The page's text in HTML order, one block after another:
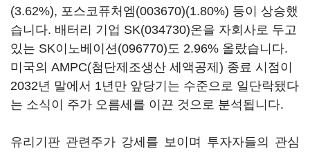
(3.62%), 포스코퓨처엠(003670)(1.80%) 등이 상승했
습니다. 배터리 기업 SK(034730)온을 자회사로 두고
있는 SK이노베이션(096770)도 2.96% 올랐습니다.
미국의 AMPC(첨단제조생산 세액공제) 종료 시점이
2032년 말에서 1년만 앞당기는 수준으로 일단락됐다
는 소식이 주가 오름세를 이끈 것으로 분석됩니다.
유리기판 관련주가 강세를 보이며 투자자들의 관심